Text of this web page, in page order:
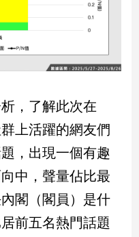
，了解此次在
上活躍的網友們
，出現一個有趣
中，聲量佔比最
閣（閣員）是什
前五名熱門話題